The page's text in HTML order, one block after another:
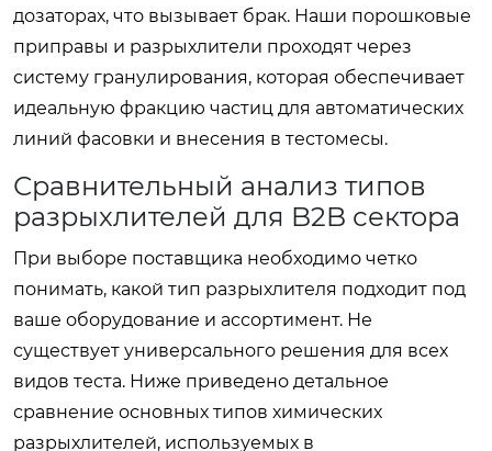
дозаторах, что вызывает брак. Наши порошковые
приправы и разрыхлители проходят через
систему гранулирования, которая обеспечивает
идеальную фракцию частиц для автоматических
линий фасовки и внесения в тестомесы.
Сравнительный анализ типов
разрыхлителей для B2B сектора
При выборе поставщика необходимо четко
понимать, какой тип разрыхлителя подходит под
ваше оборудование и ассортимент. Не
существует универсального решения для всех
видов теста. Ниже приведено детальное
сравнение основных типов химических
разрыхлителей, используемых в